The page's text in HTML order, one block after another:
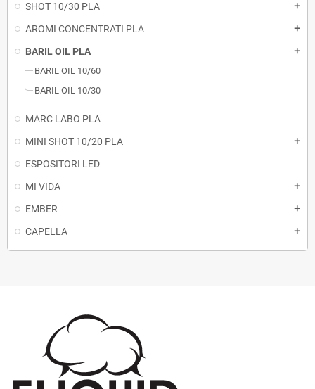
SHOT 10/30 PLA add
AROMI CONCENTRATI PLA add
BARIL OIL PLA add
BARIL OIL 10/60
BARIL OIL 10/30
MARC LABO PLA
MINI SHOT 10/20 PLA
add
ESPOSITORI LED
MI VIDA
add
EMBER add
CAPELLA add